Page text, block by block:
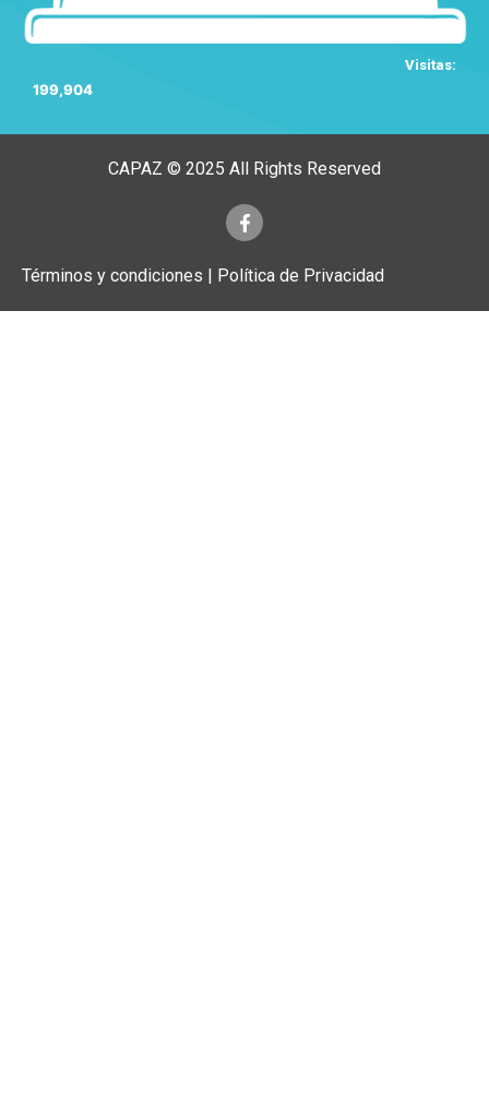
Visitas:
199,904
CAPAZ © 2025 All Rights Reserved
Términos y condiciones | Política de Privacidad